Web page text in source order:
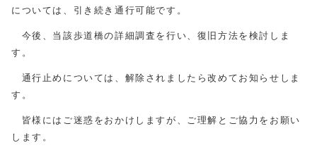
については、引き続き通行可能です。
今後、当該歩道橋の詳細調査を行い、復旧方法を検討しま
す。
通行止めについては、解除されましたら改めてお知らせしま
す。
皆様にはご迷惑をおかけしますが、ご理解とご協力をお願い
します。